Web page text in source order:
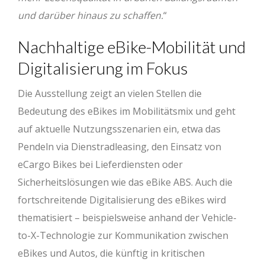
und darüber hinaus zu schaffen.“
Nachhaltige eBike-Mobilität und
Digitalisierung im Fokus
Die Ausstellung zeigt an vielen Stellen die
Bedeutung des eBikes im Mobilitätsmix und geht
auf aktuelle Nutzungsszenarien ein, etwa das
Pendeln via Dienstradleasing, den Einsatz von
eCargo Bikes bei Lieferdiensten oder
Sicherheitslösungen wie das eBike ABS. Auch die
fortschreitende Digitalisierung des eBikes wird
thematisiert – beispielsweise anhand der Vehicle-
to-X-Technologie zur Kommunikation zwischen
eBikes und Autos, die künftig in kritischen